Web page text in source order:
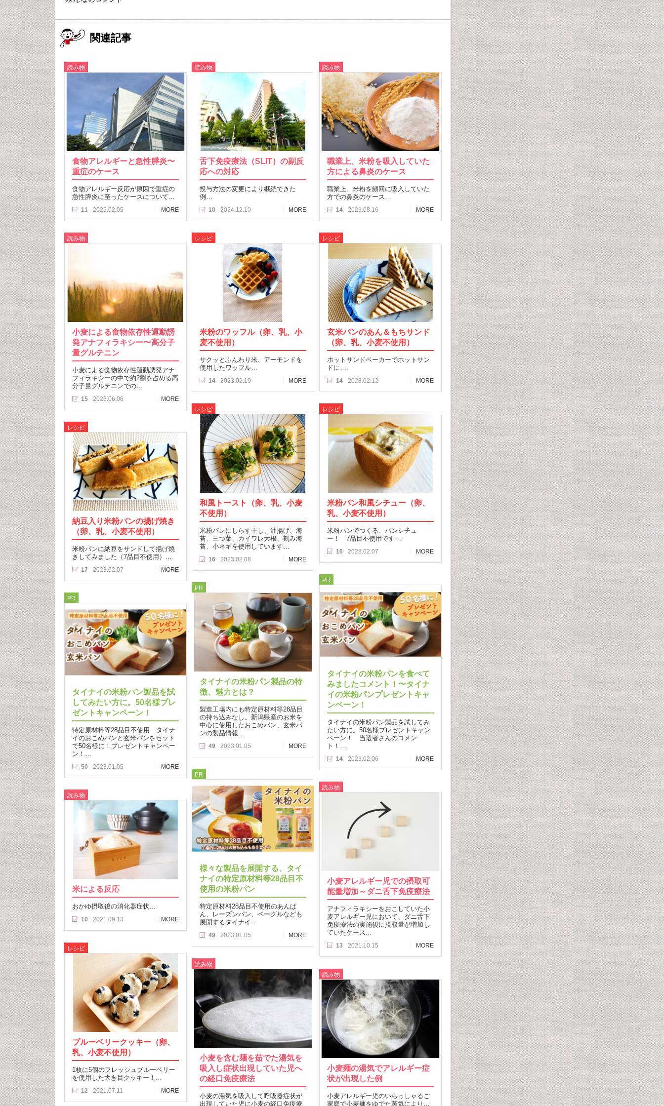
関連記事
読み物
食物アレルギーと急性膵炎〜
重症のケース
食物アレルギー反応が原因で重症の
急性膵炎に至ったケースについて…
11 2025.02.05 MORE
読み物
舌下免疫療法（SLIT）の副反
応への対応
投与方法の変更により継続できた
例…
10 2024.12.10 MORE
読み物
職業上、米粉を吸入していた
方による鼻炎のケース
職業上、米粉を頻回に吸入していた
方での鼻炎のケース…
14 2023.08.16 MORE
読み物
小麦による食物依存性運動誘
発アナフィラキシー〜高分子
量グルテニン
小麦による食物依存性運動誘発アナ
フィラキシーの中で約2割を占める高
分子量グルテニンでの…
15 2023.06.06 MORE
レシピ
米粉のワッフル（卵、乳、小
麦不使用）
サクッとふんわり米、アーモンドを
使用したワッフル…
14 2023.02.19 MORE
レシピ
玄米パンのあん＆もちサンド
（卵、乳、小麦不使用）
ホットサンドベーカーでホットサン
ドに…
14 2023.02.12 MORE
レシピ
和風トースト（卵、乳、小麦
不使用）
米粉パンにしらす干し、油揚げ、海
苔、三つ葉、カイワレ大根、刻み海
苔、小ネギを使用しています…
16 2023.02.08 MORE
レシピ
米粉パン和風シチュー（卵、
乳、小麦不使用）
米粉パンでつくる、パンシチュ
ー！ 7品目不使用です…
16 2023.02.07 MORE
レシピ
納豆入り米粉パンの揚げ焼き
（卵、乳、小麦不使用）
米粉パンに納豆をサンドして揚げ焼
きしてみました（7品目不使用）…
17 2023.02.07
MORE
PR
タイナイの米粉パンを食べて
みましたコメント！〜タイナ
イの米粉パンプレゼントキャ
ンペーン！
タイナイの米粉パン製品を試してみ
たい方に。50名様プレゼントキャン
ペーン！ 当選者さんのコメン
ト！…
14 2023.02.06 MORE
PR
タイナイの米粉パン製品の特
徴、魅力とは？
製造工場内にも特定原材料等28品目
の持ち込みなし。新潟県産のお米を
中心に使用したおこめパン、玄米パ
ンの製品情報…
49 2023.01.05 MORE
PR
タイナイの米粉パン製品を試
してみたい方に。50名様プレ
ゼントキャンペーン！
特定原材料等28品目不使用 タイナ
イのおこめパンと玄米パンをセット
で50名様に！プレゼントキャンペー
ン！…
50 2023.01.05
MORE
PR
様々な製品を展開する、タイ
ナイの特定原材料等28品目不
使用の米粉パン
特定原材料28品目不使用のあんぱ
ん、レーズンパン、ベーグルなども
展開するタイナイ…
49 2023.01.05 MORE
読み物
小麦アレルギー児での摂取可
能量増加～ダニ舌下免疫療法
アナフィラキシーをおこしていた小
麦アレルギー児において、ダニ舌下
免疫療法の実施後に摂取量が増加し
ていたケース…
13 2021.10.15 MORE
読み物
米による反応
おかゆ摂取後の消化器症状…
10 2021.09.13 MORE
レシピ
ブルーベリークッキー（卵、
乳、小麦不使用）
1枚に5個のフレッシュブルーベリー
を使用した大き目クッキー！…
12 2021.07.11 MORE
読み物
小麦を含む麺を茹でた湯気を
吸入し症状出現していた児へ
の経口免疫療法
小麦の湯気を吸入して呼吸器症状が
出現していた児に小麦の経口免疫療
読み物
小麦麺の湯気でアレルギー症
状が出現した例
小麦アレルギー児のいらっしゃるご
家庭で小麦麺をゆでた蒸気により…